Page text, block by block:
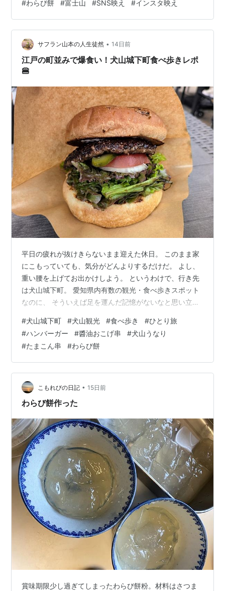
#わらび餅 #富士山 #SNS映え #インスタ映え
サフラン山本の人生徒然 • 14日前
江戸の町並みで爆食い！犬山城下町食べ歩きレポ
🍔
平日の疲れが抜けきらないまま迎えた休日。 このまま家
にこもっていても、気分がどんよりするだけだ。 よし、
重い腰を上げてお出かけしよう。 というわけで、行き先
は犬山城下町。 愛知県内有数の観光・食べ歩きスポット
なのに、 そういえば足を運んだ記憶がないなと思い立っ
こと10分。 角を曲がった瞬間、景色がふっと江戸時代に
ワープする。 歴史的な町家やお屋敷が軒を連ねる町並み
に、思わず歩くスピードが緩む。 ここは、スマホの通知
すら申し訳なく感じるレベルの「非日常」だった。 よ
し、食べ歩くぞ。 123DISH 本丸スクエア店｜BBQバーガ
ー 店舗名 123…
#犬山城下町 #犬山観光 #食べ歩き #ひとり旅
#ハンバーガー #醬油おこげ串 #犬山うなり
#たまこん串 #わらび餅
こもれびの日記 • 15日前
わらび餅作った
賞味期限少し過ぎてしまったわらび餅粉。材料はさつま